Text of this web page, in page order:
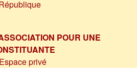
POUR UNE
Espace privé